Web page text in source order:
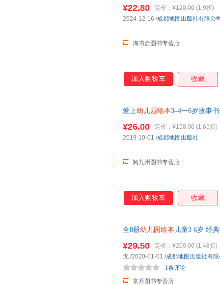
¥22.80 定价： ¥120.00 (1.9折)
淘书斋图书专营店
2024-12-16 /成都地图出版社有限公
加入购物车 收藏
爱上幼儿园绘本3–4一6岁故事
¥26.00 定价： ¥158.00 (1.65折)
阅九州图书专营店
2019-10-01 /成都地图出版社
加入购物车 收藏
全8册幼儿园绘本 儿童3 6岁 经
¥29.50 定价： ¥200.00 (1.48折)
京齐图书专营店
1条评论
无 /2020-01-01 /成都地图出版社有